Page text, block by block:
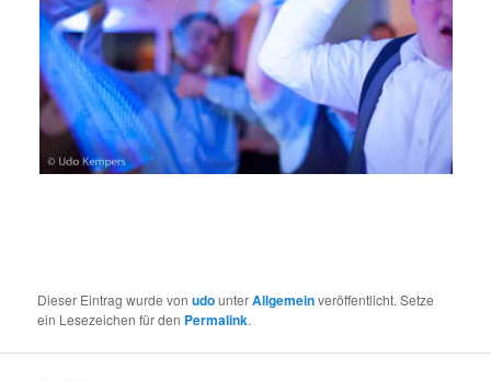
Dieser Eintrag wurde vonudounterAllgemeinveröffentlicht. Setze
ein Lesezeichen für den Permalink.